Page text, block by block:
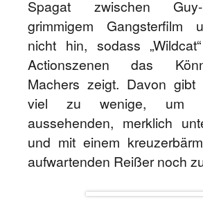
Spagat zwischen Guy-
grimmigem Gangsterfilm
nicht hin, sodass
Actionszenen das
Machers zeigt. Davon gibt
viel zu wenige, um
aussehenden, merklich
und mit einem
aufwartenden Reißer noch